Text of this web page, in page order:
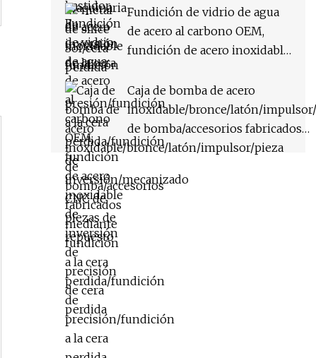
de piezas de repuesto
Fundición de vidrio de agua
de acero al carbono OEM,
fundición de acero inoxidable
cera perdida
Caja de bomba de acero
inoxidable/bronce/latón/
de bomba/accesorios fabricados
mediante fundición a la cera
precisión/fundición a la cera